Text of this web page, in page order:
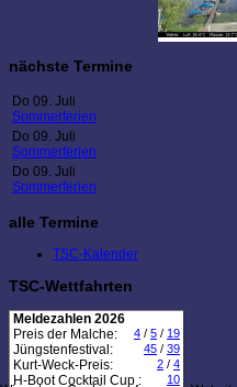
nächste Termine
Do 09. Juli
Sommerferien
Do 09. Juli
Sommerferien
Do 09. Juli
Sommerferien
alle Termine
TSC-Kalender
TSC-Wettfahrten
Meldezahlen 2026
Preis der Malche:
4 / 5 / 19
Jüngstenfestival: 45 / 39
Kurt-Weck-Preis: 2 / 4
H-Boot Cocktail Cup : 10